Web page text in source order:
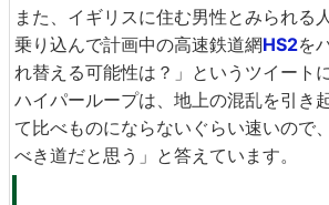
また、イギリスに住む男性とみられる
乗り込んで計画中の高速鉄道網HS2を
れ替える可能性は？」というツイート
ハイパーループは、地上の混乱を引き
て比べものにならないぐらい速いので
べき道だと思う」と答えています。